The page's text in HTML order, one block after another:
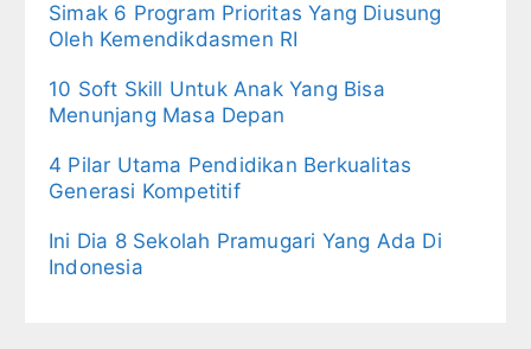
Simak 6 Program Prioritas Yang Diusung
Oleh Kemendikdasmen RI
10 Soft Skill Untuk Anak Yang Bisa
Menunjang Masa Depan
4 Pilar Utama Pendidikan Berkualitas
Generasi Kompetitif
Ini Dia 8 Sekolah Pramugari Yang Ada Di
Indonesia